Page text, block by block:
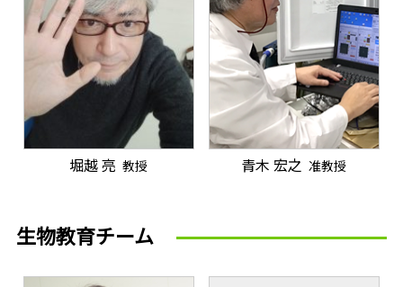
堀越 亮 教授 青木 宏之 准教授
生物教育チーム